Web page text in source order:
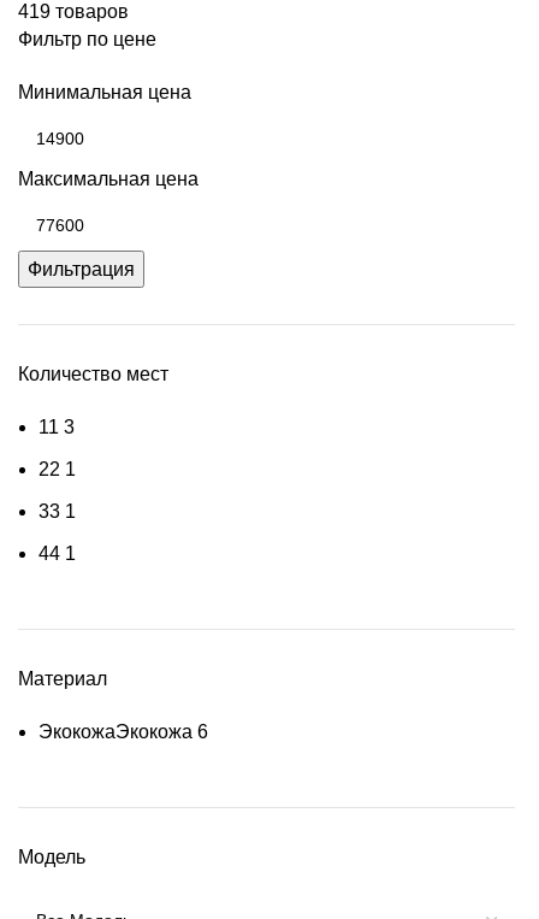
419 товаров
Фильтр по цене
Минимальная цена
Максимальная цена
Фильтрация
Количество мест
11 3
22 1
33 1
44 1
Материал
ЭкокожаЭкокожа 6
Модель